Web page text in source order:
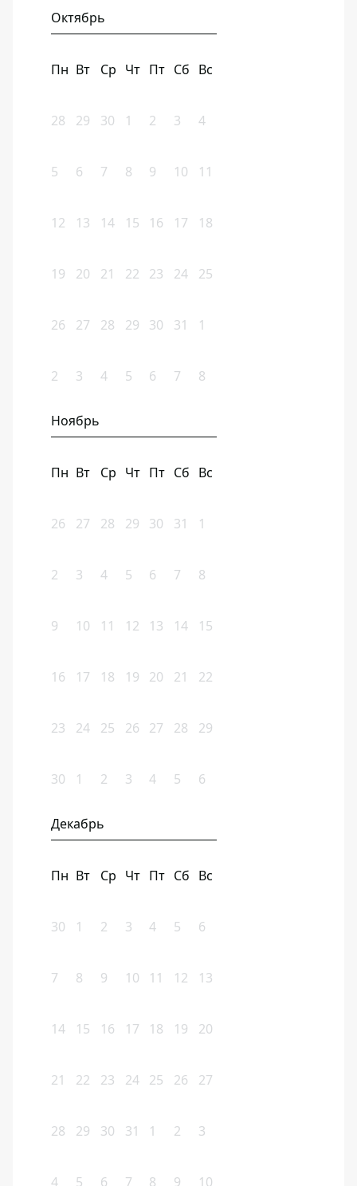
Октябрь
Пн Вт Ср Чт Пт Сб Вс
28 29 30 1 2 3 4
5 6 7 8 9 10 11
12 13 14 15 16 17 18
19 20 21 22 23 24 25
26 27 28 29 30 31 1
2 3 4 5 6 7 8
Ноябрь
Пн Вт Ср Чт Пт Сб Вс
26 27 28 29 30 31 1
2 3 4 5 6 7 8
9 10 11 12 13 14 15
16 17 18 19 20 21 22
23 24 25 26 27 28 29
30 1 2 3 4 5 6
Декабрь
Пн Вт Ср Чт Пт Сб Вс
30 1 2 3 4 5 6
7 8 9 10 11 12 13
14 15 16 17 18 19 20
21 22 23 24 25 26 27
28 29 30 31 1 2 3
4 5 6 7 8 9 10